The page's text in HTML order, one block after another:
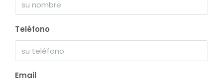
Teléfono
Email